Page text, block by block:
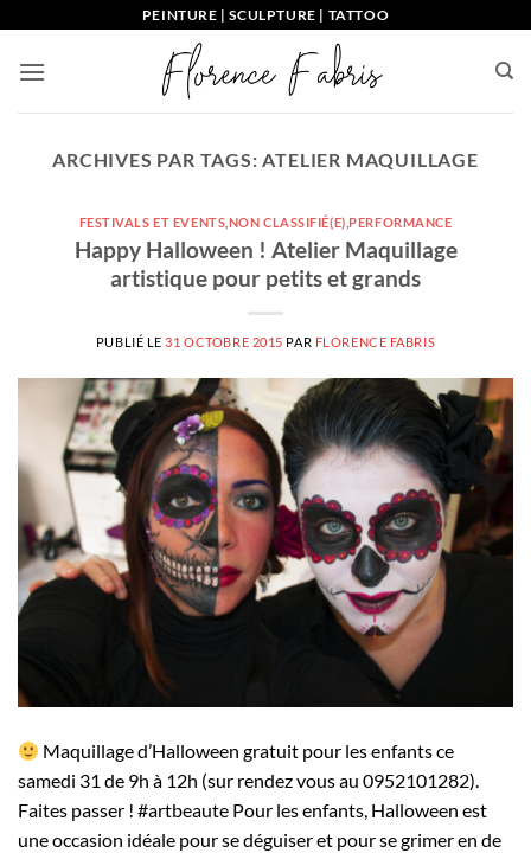
contenu
PEINTURE | SCULPTURE | TATTOO
ARCHIVES PAR TAGS:ATELIER MAQUILLAGE
FESTIVALS ET EVENTS NON CLASSIFIÉ(E) PERFORMANCE
Happy Halloween ! Atelier Maquillage
artistique pour petits et grands
PUBLIÉ LE 31 OCTOBRE 2015 PAR FLORENCE FABRIS
Maquillage d’Halloween gratuit pour les enfants ce
samedi 31 de 9h à 12h (sur rendez vous au 0952101282).
Faites passer ! #artbeaute Pour les enfants, Halloween est
une occasion idéale pour se déguiser et pour se grimer en de